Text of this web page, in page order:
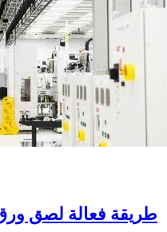
طريقة فعالة لصق